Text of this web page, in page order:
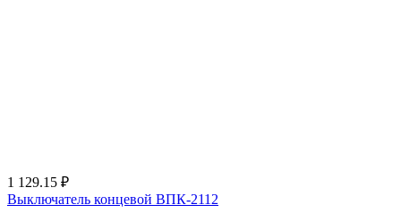
1 129.15 ₽
Выключатель концевой ВПК-2112